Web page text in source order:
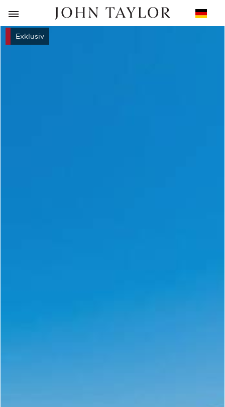
ZURÜCK
Exklusiv